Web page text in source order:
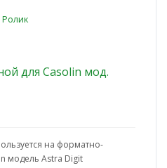
для Casolin мод.
на форматно-
модель Astra Digit